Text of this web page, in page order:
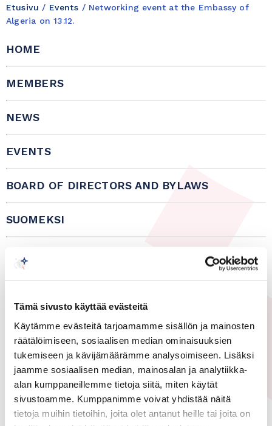
Tämä sivusto käyttää evästeitä
Käytämme evästeitä tarjoamamme sisällön ja mainosten
räätälöimiseen, sosiaalisen median ominaisuuksien
tukemiseen ja kävijämäärämme analysoimiseen. Lisäksi
jaamme sosiaalisen median, mainosalan ja analytiikka-
alan kumppaneillemme tietoja siitä, miten käytät
sivustoamme. Kumppanimme voivat yhdistää näitä
tietoja muihin tietoihin, joita olet antanut heille tai joita on
Etusivu / Events / Networking event at the Embassy of
Algeria on 13.12.
HOME
MEMBERS
NEWS
EVENTS
BOARD OF DIRECTORS AND BYLAWS
SUOMEKSI
Finnish-Arab Business Association
13.12.2017
Arabimaat
Networking event at the
Embassy of Algeria on 13.12.